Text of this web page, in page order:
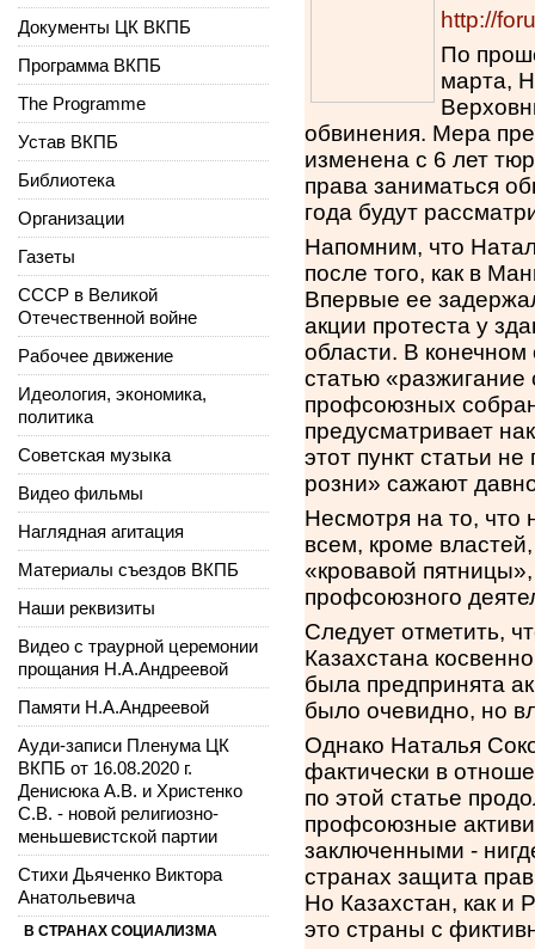
http://
По
марта,
обвинения. Мера
изменена с 6 лет
права заниматься
года будут
Напомним, что
после того, как в
Впервые ее
акции протеста у
области. В
статью
профсоюзных
предусматривает
этот пункт статьи
розни» сажают
Несмотря на то, что
всем, кроме
«кровавой
профсоюзного
Следует отметить,
Казахстана
была предпринята
было очевидно, но
Однако Наталья
фактически в
по этой статье
профсоюзные
заключенными -
странах защита
Но Казахстан, как и
это страны с
Документы ЦК ВКПБ
Программа ВКПБ
The Programme
Устав ВКПБ
Библиотека
Организации
Газеты
СССР в Великой
Отечественной войне
Рабочее движение
Идеология, экономика,
политика
Советская музыка
Видео фильмы
Наглядная агитация
Материалы съездов ВКПБ
Наши реквизиты
Видео с траурной церемонии
прощания Н.А.Андреевой
Памяти Н.А.Андреевой
Ауди-записи Пленума ЦК
ВКПБ от 16.08.2020 г.
Денисюка А.В. и Христенко
С.В. - новой религиозно-
меньшевистской партии
Стихи Дьяченко Виктора
Анатольевича
В СТРАНАХ СОЦИАЛИЗМА